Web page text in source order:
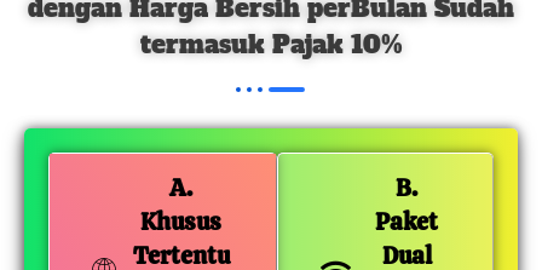
dengan Harga Bersih perBulan Sudah
termasuk Pajak 10%
A.
Khusus
Tertentu
B.
Paket
Dual